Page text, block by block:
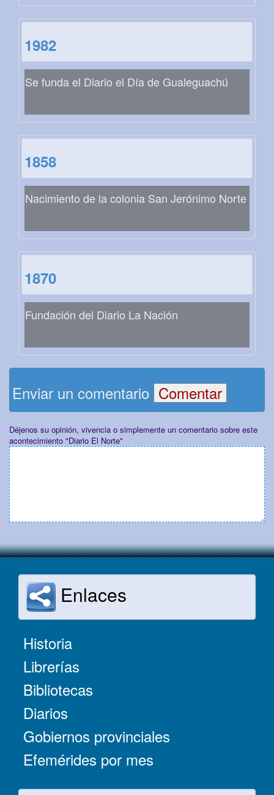
1982
Se funda el Diario el Día de Gualeguachú
1858
Nacimiento de la colonia San Jerónimo Norte
1870
Fundación del Diario La Nación
Enviar un comentario
Déjenos su opinión, vivencia o simplemente un comentario sobre este
acontecimiento "Diario El Norte"
Enlaces
Historia
Librerías
Bibliotecas
Diarios
Gobiernos provinciales
Efemérides por mes